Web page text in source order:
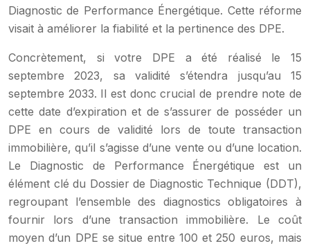
Diagnostic de Performance Énergétique. Cette réforme
visait à améliorer la fiabilité et la pertinence des DPE.
Concrètement, si votre DPE a été réalisé le 15
septembre 2023, sa validité s’étendra jusqu’au 15
septembre 2033. Il est donc crucial de prendre note de
cette date d’expiration et de s’assurer de posséder un
DPE en cours de validité lors de toute transaction
immobilière, qu’il s’agisse d’une vente ou d’une location.
Le Diagnostic de Performance Énergétique est un
élément clé du Dossier de Diagnostic Technique (DDT),
regroupant l’ensemble des diagnostics obligatoires à
fournir lors d’une transaction immobilière. Le coût
moyen d’un DPE se situe entre 100 et 250 euros, mais